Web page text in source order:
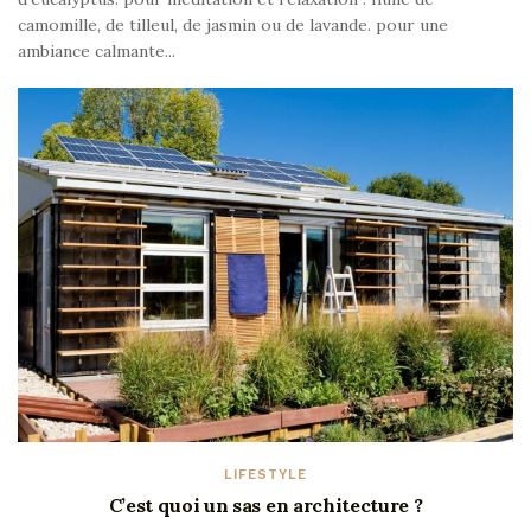
camomille, de tilleul, de jasmin ou de lavande. pour une
ambiance calmante...
LIFESTYLE
C’est quoi un sas en architecture ?